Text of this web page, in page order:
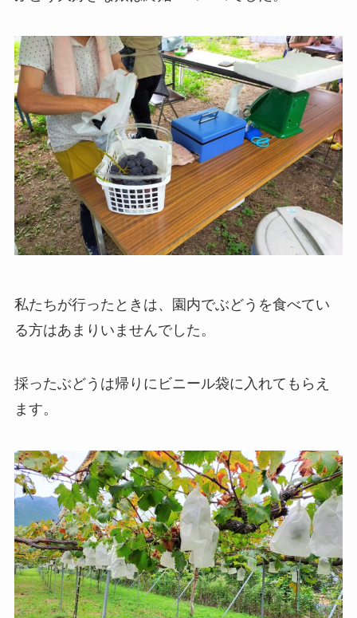
私たちが行ったときは、園内でぶどうを食べてい
る方はあまりいませんでした。
採ったぶどうは帰りにビニール袋に入れてもらえ
ます。